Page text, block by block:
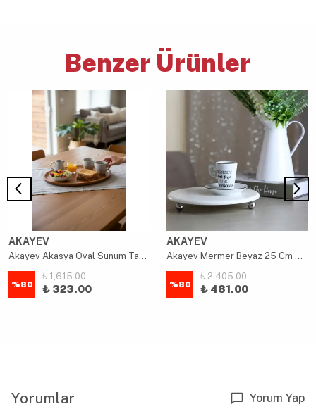
Benzer Ürünler
AKAYEV
Akayev Akasya Oval Sunum Tabağı 33x23 cm
%80
₺ 1,615.00
₺ 323.00
AKAYEV
Akayev Mermer Beyaz 25 Cm Gümüş Boncuk Ayak Yuvarlak Sunumluk
%80
₺ 2,405.00
₺ 481.00
Yorumlar Yorum Yap